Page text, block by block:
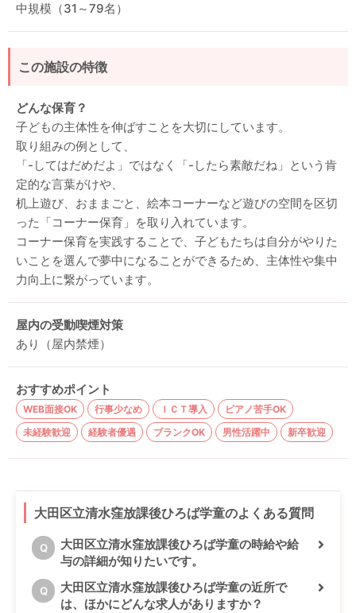
中規模（31～79名）
この施設の特徴
どんな保育？
子どもの主体性を伸ばすことを大切にしています。
取り組みの例として、
「-してはだめだよ」ではなく「-したら素敵だね」という肯
定的な言葉がけや、
机上遊び、おままごと、絵本コーナーなど遊びの空間を区切
った「コーナー保育」を取り入れています。
コーナー保育を実践することで、子どもたちは自分がやりた
いことを選んで夢中になることができるため、主体性や集中
力向上に繋がっています。
屋内の受動喫煙対策
あり（屋内禁煙）
おすすめポイント
WEB面接OK 行事少なめ ＩＣＴ導入
ピアノ苦手OK
未経験歓迎
経験者優遇 ブランクOK 男性活躍中 新卒歓迎
大田区立清水窪放課後ひろば学童のよくある質問
Q
大田区立清水窪放課後ひろば学童の時給や給
与の詳細が知りたいです。
Q
大田区立清水窪放課後ひろば学童の近所で
は、ほかにどんな求人がありますか？